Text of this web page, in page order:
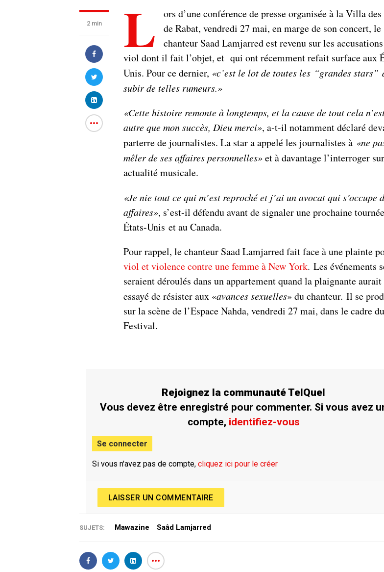
2 min L
ors d’une conférence de presse organisée à la Villa
de Rabat, vendredi 27 mai, en marge de son concert, le
chanteur Saad Lamjarred est revenu sur les
viol dont il fait l’objet, et qui ont récemment refait surface aux
Unis. Pour ce dernier, «c’est le lot de toutes les “grandes stars”
subir de telles rumeurs.»
«Cette histoire remonte à longtemps, et la cause de tout cela
autre que mon succès, Dieu merci», a-t-il notamment déclaré
parterre de journalistes. La star a appelé les journalistes à «ne
mêler de ses affaires personnelles»et à davantage l’interroger
actualité musicale.
«Je nie tout ce qui m’est reproché et j’ai un avocat qui s’occupe
affaires», s’est-il défendu avant de signaler une prochaine
États-Unis et au Canada.
Pour rappel, le chanteur Saad Lamjarred fait face à une plainte
viol et violence contre une femme à New York. Les événements
seraient déroulés dans un appartement quand la plaignante aurait
essayé de résister aux «avances sexuelles» du chanteur. Il se
sur la scène de l’Espace Nahda, vendredi 27 mai, dans le cadre du
Festival.
Rejoignez la communauté TelQuel
Vous devez être enregistré pour commenter. Si vous avez
compte, identifiez-vous
Se connecter
Si vous n'avez pas de compte,cliquez ici pour le créer
LAISSER UN COMMENTAIRE
SUJETS: Mawazine Saâd Lamjarred